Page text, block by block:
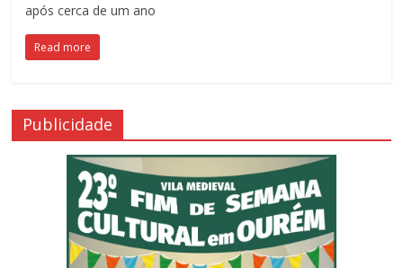
após cerca de um ano
Read more
Publicidade